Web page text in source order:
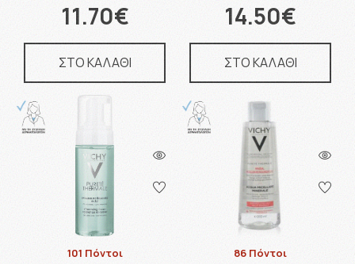
11.70€
ΣΤΟ ΚΑΛΑΘΙ
14.50€
ΣΤΟ ΚΑΛΑΘΙ
101 Πόντοι 86 Πόντοι